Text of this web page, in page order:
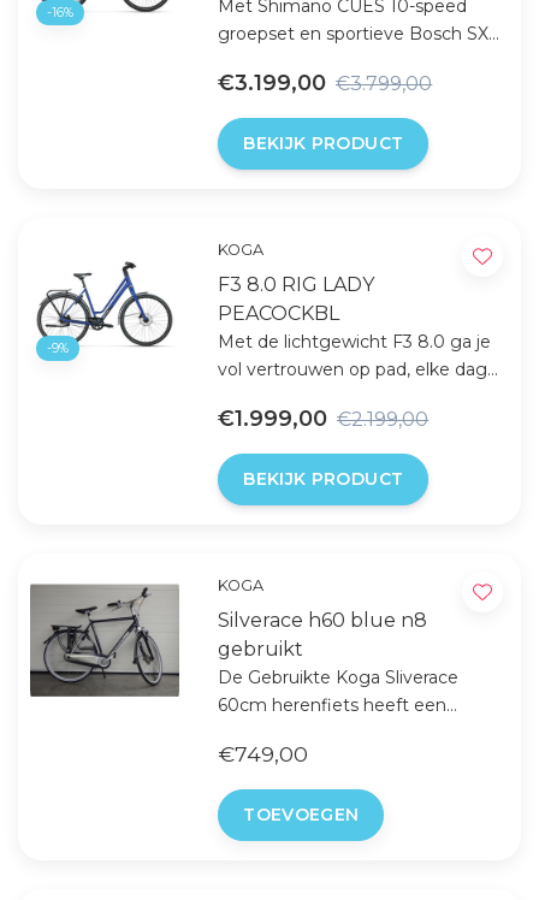
-16%
Met Shimano CUES 10-speed
groepset en sportieve Bosch SX
deze e-bike een soepele en
efficiënte rijervaring op elke rit.
€3.199,00 €3.799,00
BEKIJK PRODUCT
-9%
KOGA
F3 8.0 RIG LADY
PEACOCKBL
Met de lichtgewicht F3 8.0 ga je
vol vertrouwen op pad, elke dag
€1.999,00 €2.199,00
BEKIJK PRODUCT
KOGA
Silverace h60 blue n8
gebruikt
De Gebruikte Koga Sliverace
60cm herenfiets heeft een
met een verende voorvork en
een gesloten kettingkast. De
gesloten kettingkast zorgt voor
minder onderhoud.
€749,00
TOEVOEGEN